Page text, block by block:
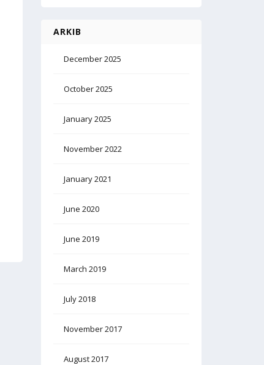
ARKIB
December 2025
October 2025
January 2025
November 2022
January 2021
June 2020
June 2019
March 2019
July 2018
November 2017
August 2017